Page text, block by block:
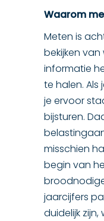
Waarom
Meten is
bekijken
informatie
te halen.
je ervoor
bijsturen.
misschien
begin van
jaarcijfers
duidelijk